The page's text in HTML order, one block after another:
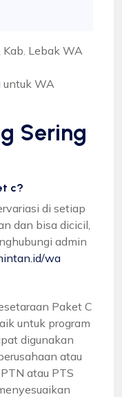
Lebak WA
untuk WA
Sering
c?
di setiap
dan bisa dicicil,
admin
wa
Paket C
untuk program
digunakan
atau
atau PTS